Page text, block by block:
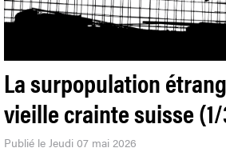
La surpopulation
vieille crainte suisse
Publié le Jeudi 07 mai 2026